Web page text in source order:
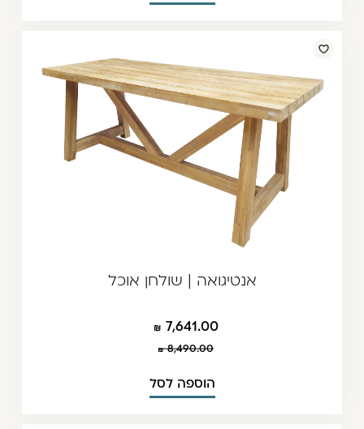
אנטיגואה | שולחן אוכל
7,641.00
8,490.00
הוספה לסל